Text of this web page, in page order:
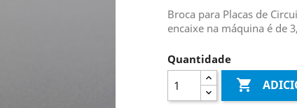
Broca para Placas de
encaixe na máquina é de
Quantidade
